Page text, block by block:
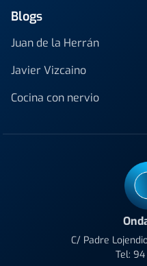
Blogs
Juan de la Herrán
Javier Vizcaino
Cocina con nervio
C/ Padre
Tel: